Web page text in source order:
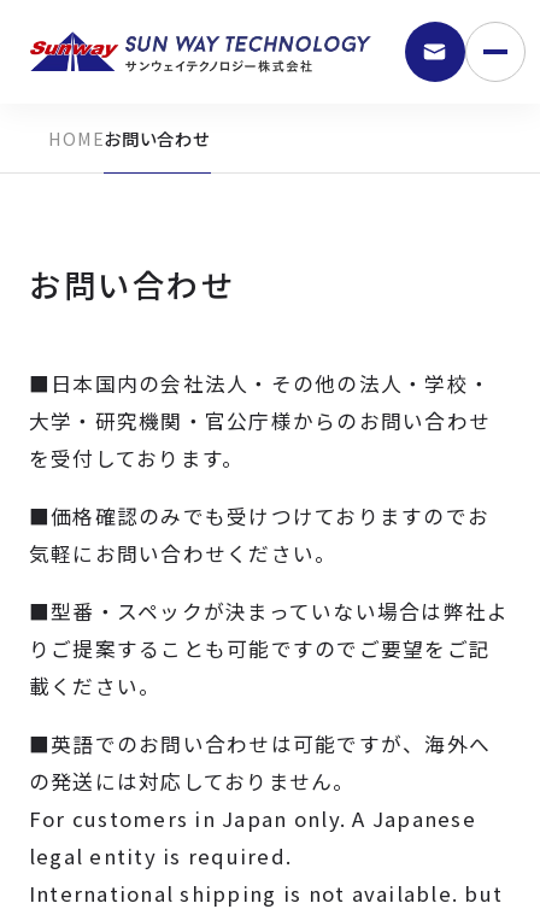
製品検索
取扱メーカー
事例
サポート
お問い合わせ
お問い合わせ
■日本国内の会社法人・その他の法人・学校・
大学・研究機関・官公庁様からのお問い合わせ
を受付しております。
■価格確認のみでも受けつけておりますのでお
気軽にお問い合わせください。
■型番・スペックが決まっていない場合は弊社よ
りご提案することも可能ですのでご要望をご記
載ください。
■英語でのお問い合わせは可能ですが、海外へ
の発送には対応しておりません。
For customers in Japan only. A Japanese
legal entity is required.
International shipping is not available. but